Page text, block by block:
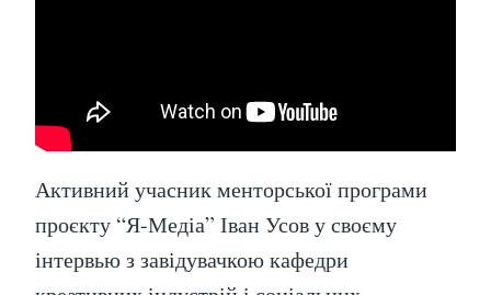
Активний учасник менторської програми
проєкту “Я-Медіа” Іван Усов у своєму
інтервью з завідувачкою кафедри